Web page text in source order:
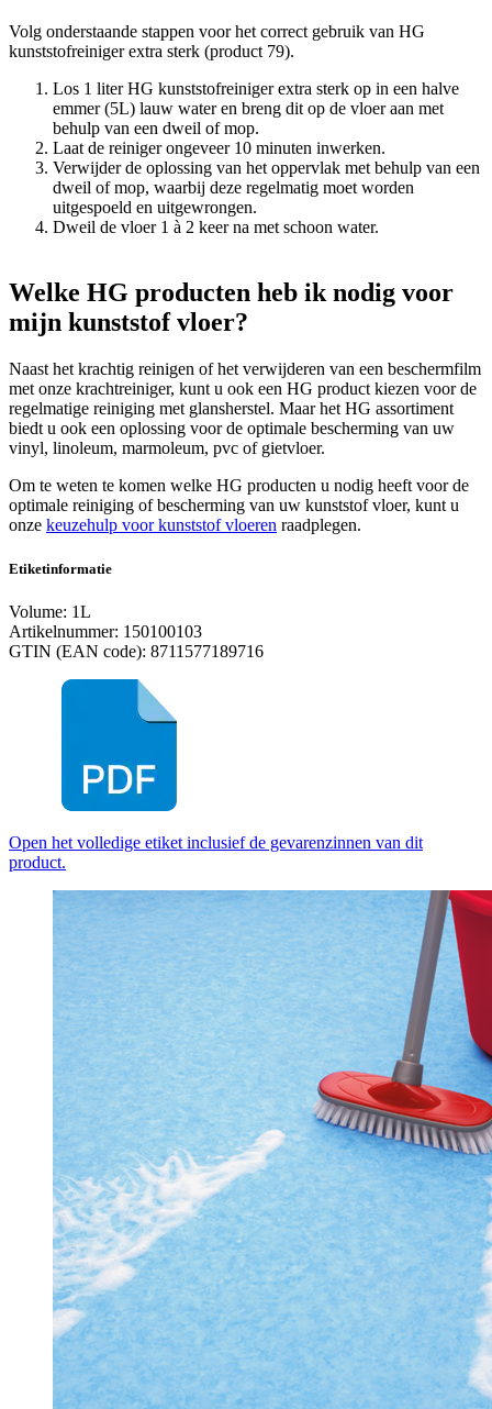
Volg onderstaande stappen voor het correct gebruik van HG
kunststofreiniger extra sterk (product 79).
Los 1 liter HG kunststofreiniger extra sterk op in een halve
emmer (5L) lauw water en breng dit op de vloer aan met
behulp van een dweil of mop.
Laat de reiniger ongeveer 10 minuten inwerken.
Verwijder de oplossing van het oppervlak met behulp van een
dweil of mop, waarbij deze regelmatig moet worden
uitgespoeld en uitgewrongen.
Dweil de vloer 1 à 2 keer na met schoon water.
Welke HG producten heb ik nodig voor
mijn kunststof vloer?
Naast het krachtig reinigen of het verwijderen van een beschermfilm
met onze krachtreiniger, kunt u ook een HG product kiezen voor de
regelmatige reiniging met glansherstel. Maar het HG assortiment
biedt u ook een oplossing voor de optimale bescherming van uw
vinyl, linoleum, marmoleum, pvc of gietvloer.
Om te weten te komen welke HG producten u nodig heeft voor de
optimale reiniging of bescherming van uw kunststof vloer, kunt u
onze keuzehulp voor kunststof vloeren raadplegen.
Etiketinformatie
Volume: 1L
Artikelnummer: 150100103
GTIN (EAN code): 8711577189716
Open het volledige etiket inclusief de gevarenzinnen van dit
product.